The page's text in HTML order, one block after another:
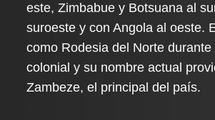
este, Zimbabue y Botsuana al
suroeste y con Angola al oeste.
como Rodesia del Norte durante
colonial y su nombre actual
Zambeze, el principal del país.